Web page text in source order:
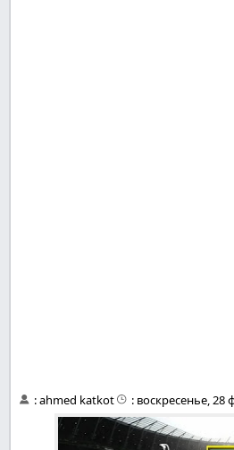
:ahmed katkot : воскресенье, 28